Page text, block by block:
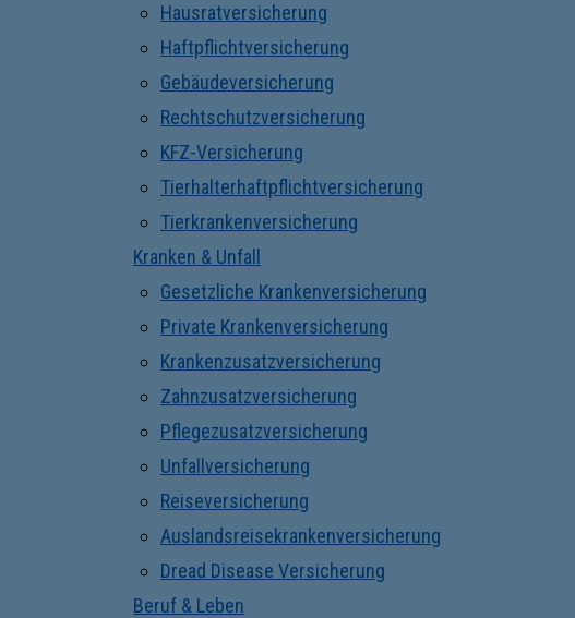
Hausratversicherung
Haftpflichtversicherung
Gebäudeversicherung
Rechtschutzversicherung
KFZ-Versicherung
Tierhalterhaftpflichtversicherung
Tierkrankenversicherung
Kranken & Unfall
Gesetzliche Krankenversicherung
Private Krankenversicherung
Krankenzusatzversicherung
Zahnzusatzversicherung
Pflegezusatzversicherung
Unfallversicherung
Reiseversicherung
Auslandsreisekrankenversicherung
Dread Disease Versicherung
Beruf & Leben